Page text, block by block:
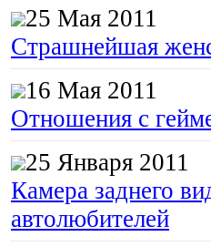
25 Мая 2011
Страшнейшая
16 Мая 2011
Отношения с
25 Января 2011
Камера заднего
автолюбителей